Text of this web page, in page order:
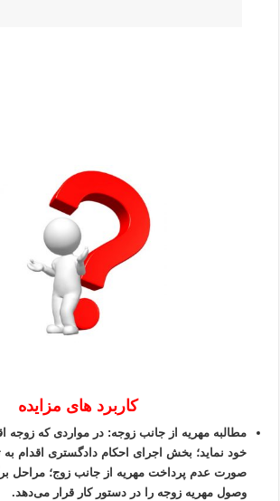
کاربرد های مزایده
مطالبه مهریه از جانب زوجه: در مواردی که زوجه
خود نماید؛ بخش اجرای احکام دادگستری اقدام به
صورت عدم پرداخت مهریه از جانب زوج؛ مراحل
وصول مهریه زوجه را در دستور کار قرار می‌دهد.